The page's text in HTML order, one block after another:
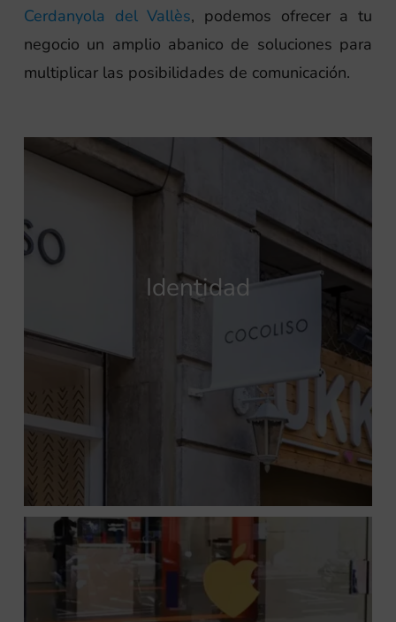
Cerdanyola del Vallès, podemos ofrecer a tu
negocio un amplio abanico de soluciones para
multiplicar las posibilidades de comunicación.
Identidad